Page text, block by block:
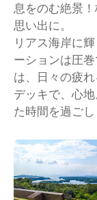
息をのむ絶景
思い出に。
リアス海岸に
ーションは圧
は、日々の疲
デッキで、心
た時間を過ご